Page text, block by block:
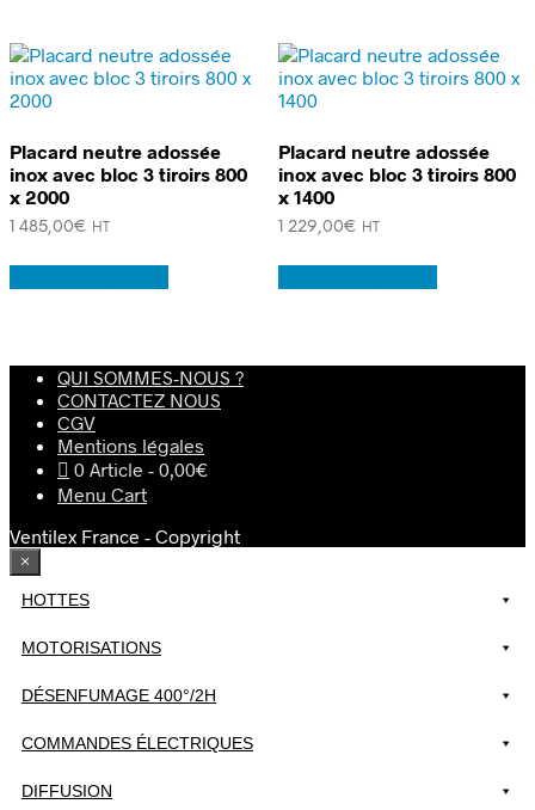
Placard neutre adossée
inox avec bloc 3 tiroirs 800
x 2000
1 485,00€ HT
Placard neutre adossée
inox avec bloc 3 tiroirs 800
x 1400
1 229,00€ HT
QUI SOMMES-NOUS ?
CONTACTEZ NOUS
CGV
Mentions légales
0 Article
0,00€
Menu Cart
Ventilex France - Copyright
×
HOTTES
MOTORISATIONS
DÉSENFUMAGE 400°/2H
COMMANDES ÉLECTRIQUES
DIFFUSION